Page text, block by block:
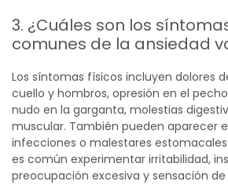
3. ¿Cuáles son los
comunes de la ansiedad
Los síntomas físicos incluyen dolores
cuello y hombros, opresión en el
nudo en la garganta, molestias
muscular. También pueden aparecer
infecciones o malestares
es común experimentar irritabilidad,
preocupación excesiva y sensación